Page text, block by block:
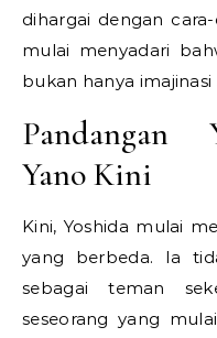
dihargai dengan
mulai menyadari
bukan hanya imajinasi
Pandangan
Yano Kini
Kini, Yoshida mulai
yang berbeda. Ia
sebagai teman
seseorang yang